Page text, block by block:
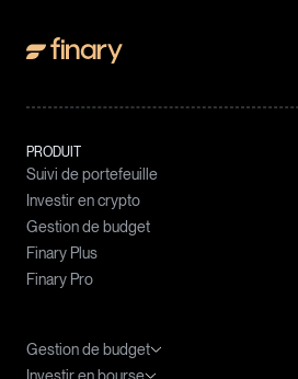
PRODUIT
Suivi de portefeuille
Investir en crypto
Gestion de budget
Finary Plus
Finary Pro
Gestion de budget